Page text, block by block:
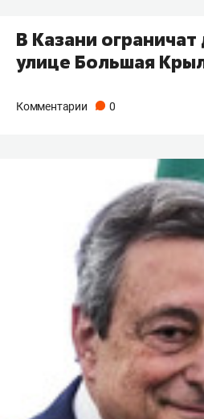
В Казани
улице Большая
Комментарии 0